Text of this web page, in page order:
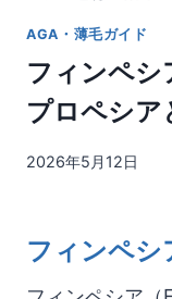
AGA・薄毛ガイド
フィンペシ
プロペシア
2026年5月12日
フィンペシ